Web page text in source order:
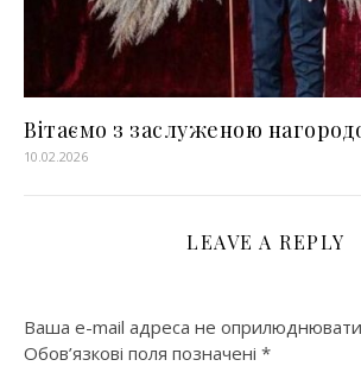
Вітаємо з заслуженою
10.02.2026
LEAVE A REPLY
Ваша e-mail адреса не
Обов’язкові поля позначені *